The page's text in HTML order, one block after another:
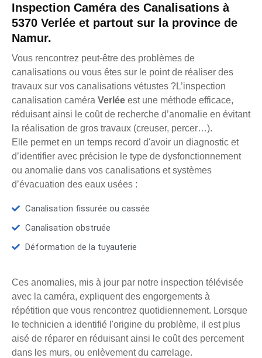
Inspection Caméra des Canalisations à
5370 Verlée et partout sur la province de
Namur.
Vous rencontrez peut-être des problèmes de
canalisations ou vous êtes sur le point de réaliser des
travaux sur vos canalisations vétustes ?L’inspection
canalisation caméra Verlée est une méthode efficace,
réduisant ainsi le coût de recherche d’anomalie en évitant
la réalisation de gros travaux (creuser, percer…).
Elle permet en un temps record d'avoir un diagnostic et
d’identifier avec précision le type de dysfonctionnement
ou anomalie dans vos canalisations et systèmes
d’évacuation des eaux usées :
Canalisation fissurée ou cassée
Canalisation obstruée
Déformation de la tuyauterie
Ces anomalies, mis à jour par notre inspection télévisée
avec la caméra, expliquent des engorgements à
répétition que vous rencontrez quotidiennement. Lorsque
le technicien a identifié l'origine du problème, il est plus
aisé de réparer en réduisant ainsi le coût des percement
dans les murs, ou enlèvement du carrelage.